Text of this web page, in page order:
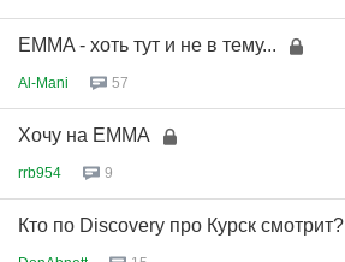
EMMA - хоть тут и не в тему...
Al-Mani 57
Хочу на ЕММА
rrb954 9
Кто по Discovery про Курск смотрит?